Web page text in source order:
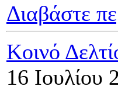
Διαβάστε
Κοινό
16 Ιουλίου